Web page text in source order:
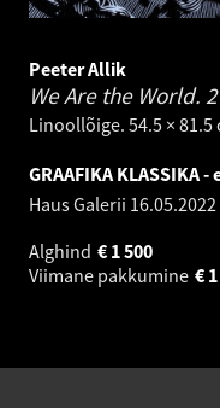
Peeter Allik
We Are the World.
Linoollõige. 54.5 × 81.5
GRAAFIKA KLASSIKA
Haus Galerii 16.05.2022
Alghind
1 500
€
Viimane pakkumine €